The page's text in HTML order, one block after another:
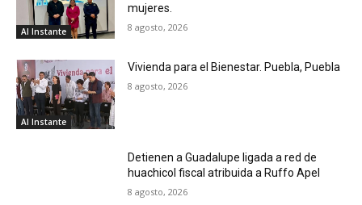
Al Instante
mujeres.
8 agosto, 2026
Al Instante
Vivienda para el Bienestar. Puebla, Puebla
8 agosto, 2026
Detienen a Guadalupe ligada a red de
huachicol fiscal atribuida a Ruffo Apel
8 agosto, 2026